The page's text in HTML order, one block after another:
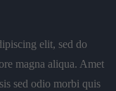
elit, sed do
magna aliqua. Amet
sed odio morbi quis